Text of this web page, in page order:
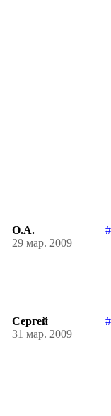
О.А.
#
29 мар. 2009
Сергей
#
31 мар. 2009